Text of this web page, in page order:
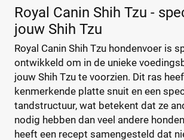
Briantos
CaroCroc
Darf
Denkadog
Edgard & Cooper
Eukanuba
Fokker
€
Prijs per kg
€
Royal Canin Shih Tzu -
jouw Shih Tzu
Royal Canin Shih Tzu hondenvoer is
ontwikkeld om in de unieke
jouw Shih Tzu te voorzien. Dit ras
kenmerkende platte snuit en een
tandstructuur, wat betekent dat ze
nodig hebben dan veel andere
heeft een recept samengesteld dat